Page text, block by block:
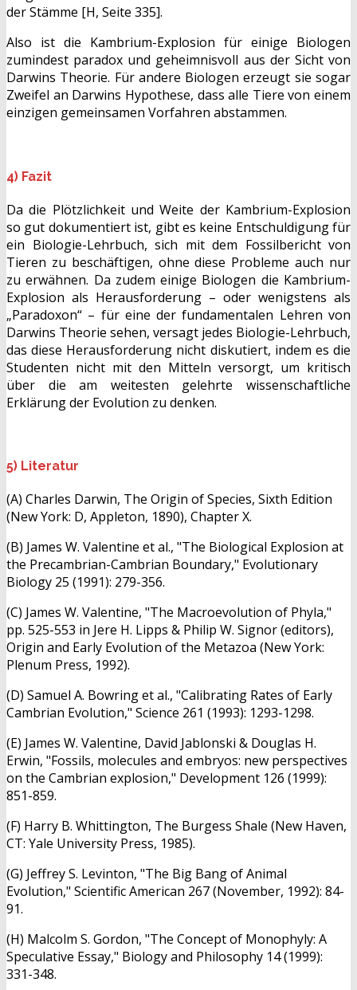
der Stämme [H, Seite 335].
Also ist die Kambrium-Explosion für einige Biologen
zumindest paradox und geheimnisvoll aus der Sicht von
Darwins Theorie. Für andere Biologen erzeugt sie sogar
Zweifel an Darwins Hypothese, dass alle Tiere von einem
einzigen gemeinsamen Vorfahren abstammen.
4) Fazit
Da die Plötzlichkeit und Weite der Kambrium-Explosion
so gut dokumentiert ist, gibt es keine Entschuldigung für
ein Biologie-Lehrbuch, sich mit dem Fossilbericht von
Tieren zu beschäftigen, ohne diese Probleme auch nur
zu erwähnen. Da zudem einige Biologen die Kambrium-
Explosion als Herausforderung – oder wenigstens als
„Paradoxon“ – für eine der fundamentalen Lehren von
Darwins Theorie sehen, versagt jedes Biologie-Lehrbuch,
das diese Herausforderung nicht diskutiert, indem es die
Studenten nicht mit den Mitteln versorgt, um kritisch
über die am weitesten gelehrte wissenschaftliche
Erklärung der Evolution zu denken.
5) Literatur
(A) Charles Darwin, The Origin of Species, Sixth Edition
(New York: D, Appleton, 1890), Chapter X.
(B) James W. Valentine et al., "The Biological Explosion at
the Precambrian-Cambrian Boundary," Evolutionary
Biology 25 (1991): 279-356.
(C) James W. Valentine, "The Macroevolution of Phyla,"
pp. 525-553 in Jere H. Lipps & Philip W. Signor (editors),
Origin and Early Evolution of the Metazoa (New York:
Plenum Press, 1992).
(D) Samuel A. Bowring et al., "Calibrating Rates of Early
Cambrian Evolution," Science 261 (1993): 1293-1298.
(E) James W. Valentine, David Jablonski & Douglas H.
Erwin, "Fossils, molecules and embryos: new perspectives
on the Cambrian explosion," Development 126 (1999):
851-859.
(F) Harry B. Whittington, The Burgess Shale (New Haven,
CT: Yale University Press, 1985).
(G) Jeffrey S. Levinton, "The Big Bang of Animal
Evolution," Scientific American 267 (November, 1992): 84-
91.
(H) Malcolm S. Gordon, "The Concept of Monophyly: A
Speculative Essay," Biology and Philosophy 14 (1999):
331-348.